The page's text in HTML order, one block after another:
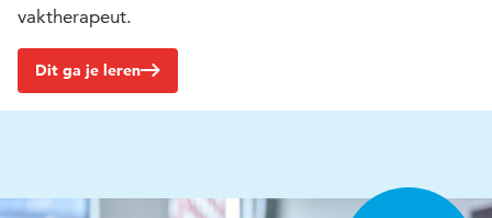
vaktherapeut.
Dit ga je leren